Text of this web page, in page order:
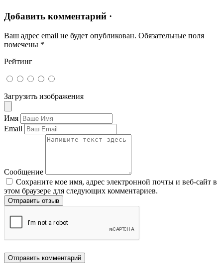
Добавить комментарий ·
Ваш адрес email не будет опубликован. Обязательные поля
помечены *
Рейтинг
Загрузить изображения
Имя
Email
Сообщение
Сохраните мое имя, адрес электронной почты и веб-сайт в
этом браузере для следующих комментариев.
Отправить отзыв